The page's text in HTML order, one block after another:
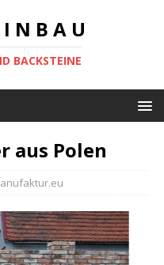
I N B A U
BACKSTEINE
aus Polen